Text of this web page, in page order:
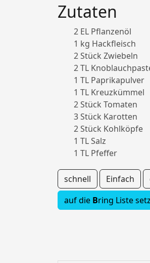
Zutaten
2 EL Pflanzenöl
1 kg Hackfleisch
2 Stück Zwiebeln
2 TL
1 TL Paprikapulver
1 TL Kreuzkümmel
2 Stück Tomaten
3 Stück Karotten
2 Stück Kohlköpfe
1 TL Salz
1 TL Pfeffer
schnell Einfach
auf die Bring Liste